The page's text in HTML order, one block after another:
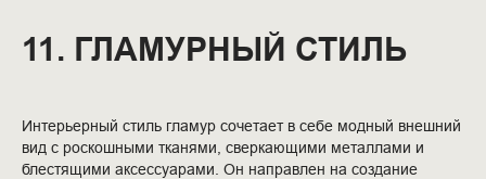
11. ГЛАМУРНЫЙ СТИЛЬ
Интерьерный стиль гламур сочетает в себе модный внешний
вид с роскошными тканями, сверкающими металлами и
блестящими аксессуарами. Он направлен на создание